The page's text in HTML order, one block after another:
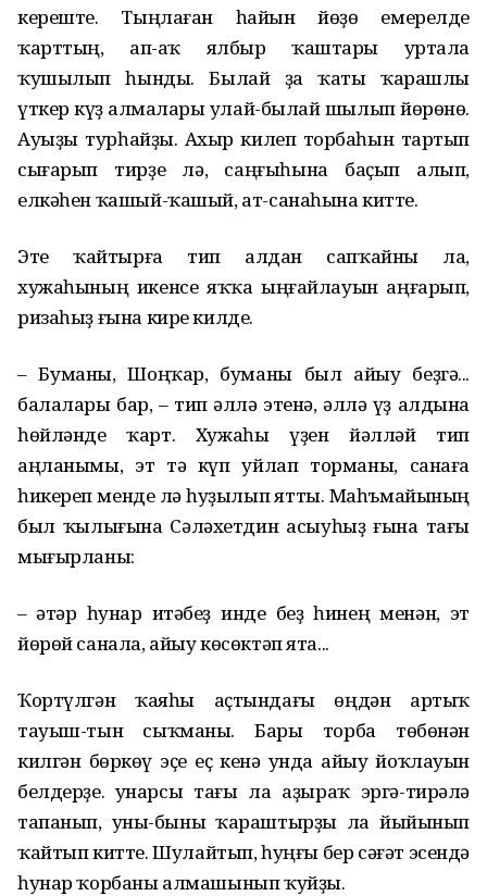
кереште. Тыңлаған һайын йөҙө емерелде
ҡарттың, ап-аҡ ялбыр ҡаштары уртала
ҡушылып һынды. Былай ҙа ҡаты ҡарашлы
үткер күҙ алмалары улай-былай шылып йөрөнө.
Ауыҙы турһайҙы. Ахыр килеп торбаһын тартып
сығарып тирҙе лә, саңғыһына баҫып алып,
елкәһен ҡашый-ҡашый, ат-санаһына китте.
Эте ҡайтырға тип алдан сапҡайны ла,
хужаһының икенсе яҡҡа ыңғайлауын аңғарып,
ризаһыҙ ғына кире килде.
– Буманы, Шоңҡар, буманы был айыу беҙгә...
балалары бар, – тип әллә этенә, әллә үҙ алдына
һөйләнде ҡарт. Хужаһы үҙен йәлләй тип
аңланымы, эт тә күп уйлап торманы, санаға
һикереп менде лә һуҙылып ятты. Маһъмайының
был ҡылығына Сәләхетдин асыуһыҙ ғына тағы
мығырланы:
– Һәтәр һунар итәбеҙ инде беҙ һинең менән, эт
йөрөй санала, айыу көсөктәп ята...
Ҡортүлгән ҡаяһы аҫтындағы өңдән артыҡ
тауыш-тын сыҡманы. Бары торба төбөнән
килгән бөркөү эҫе еҫ кенә унда айыу йоҡлауын
белдерҙе. Һунарсы тағы ла аҙыраҡ эргә-тирәлә
тапанып, уны-быны ҡараштырҙы ла йыйынып
ҡайтып китте. Шулайтып, һуңғы бер сәғәт эсендә
һунар ҡорбаны алмашынып ҡуйҙы.